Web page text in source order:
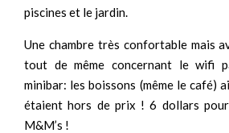
piscines et le jardin.
Une chambre très confortable mais
tout de même concernant le wifi
minibar: les boissons (même le café)
étaient hors de prix ! 6 dollars
M&M’s !